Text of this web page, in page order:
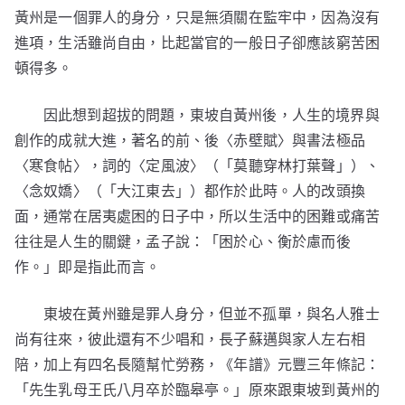
黃州是一個罪人的身分，只是無須關在監牢中，因為沒有
進項，生活雖尚自由，比起當官的一般日子卻應該窮苦困
頓得多。
因此想到超拔的問題，東坡自黃州後，人生的境界與
創作的成就大進，著名的前、後〈赤壁賦〉與書法極品
〈寒食帖〉，詞的〈定風波〉（「莫聽穿林打葉聲」）、
〈念奴嬌〉（「大江東去」）都作於此時。人的改頭換
面，通常在居夷處困的日子中，所以生活中的困難或痛苦
往往是人生的關鍵，孟子說：「困於心、衡於慮而後
作。」即是指此而言。
東坡在黃州雖是罪人身分，但並不孤單，與名人雅士
尚有往來，彼此還有不少唱和，長子蘇邁與家人左右相
陪，加上有四名長隨幫忙勞務，《年譜》元豐三年條記：
「先生乳母王氏八月卒於臨皋亭。」原來跟東坡到黃州的